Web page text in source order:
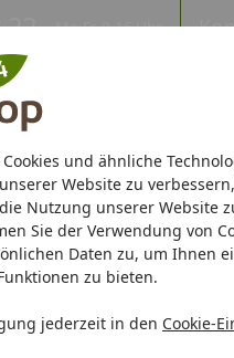
und ähnliche
Website zu
Nutzung unserer Website
Sie der Verwendung von
Daten zu, um Ihnen
zu bieten.
jederzeit in den Cookie-
Montage-Teams
22 Mo-Fr. 8-16 Uhr
Gewächshaus